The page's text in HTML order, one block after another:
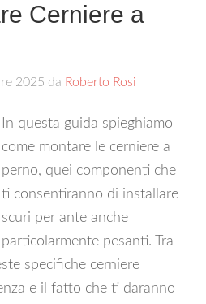
Cerniere a
2025 da Roberto Rosi
In questa guida spieghiamo
come montare le cerniere a
perno, quei componenti che
ti consentiranno di installare
scuri per ante anche
particolarmente pesanti. Tra
specifiche cerniere
e il fatto che ti daranno